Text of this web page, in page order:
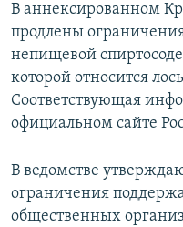
В аннексированном
продлены
непищевой
которой относится
Соответствующая
официальном сайте
В ведомстве
ограничения
общественных